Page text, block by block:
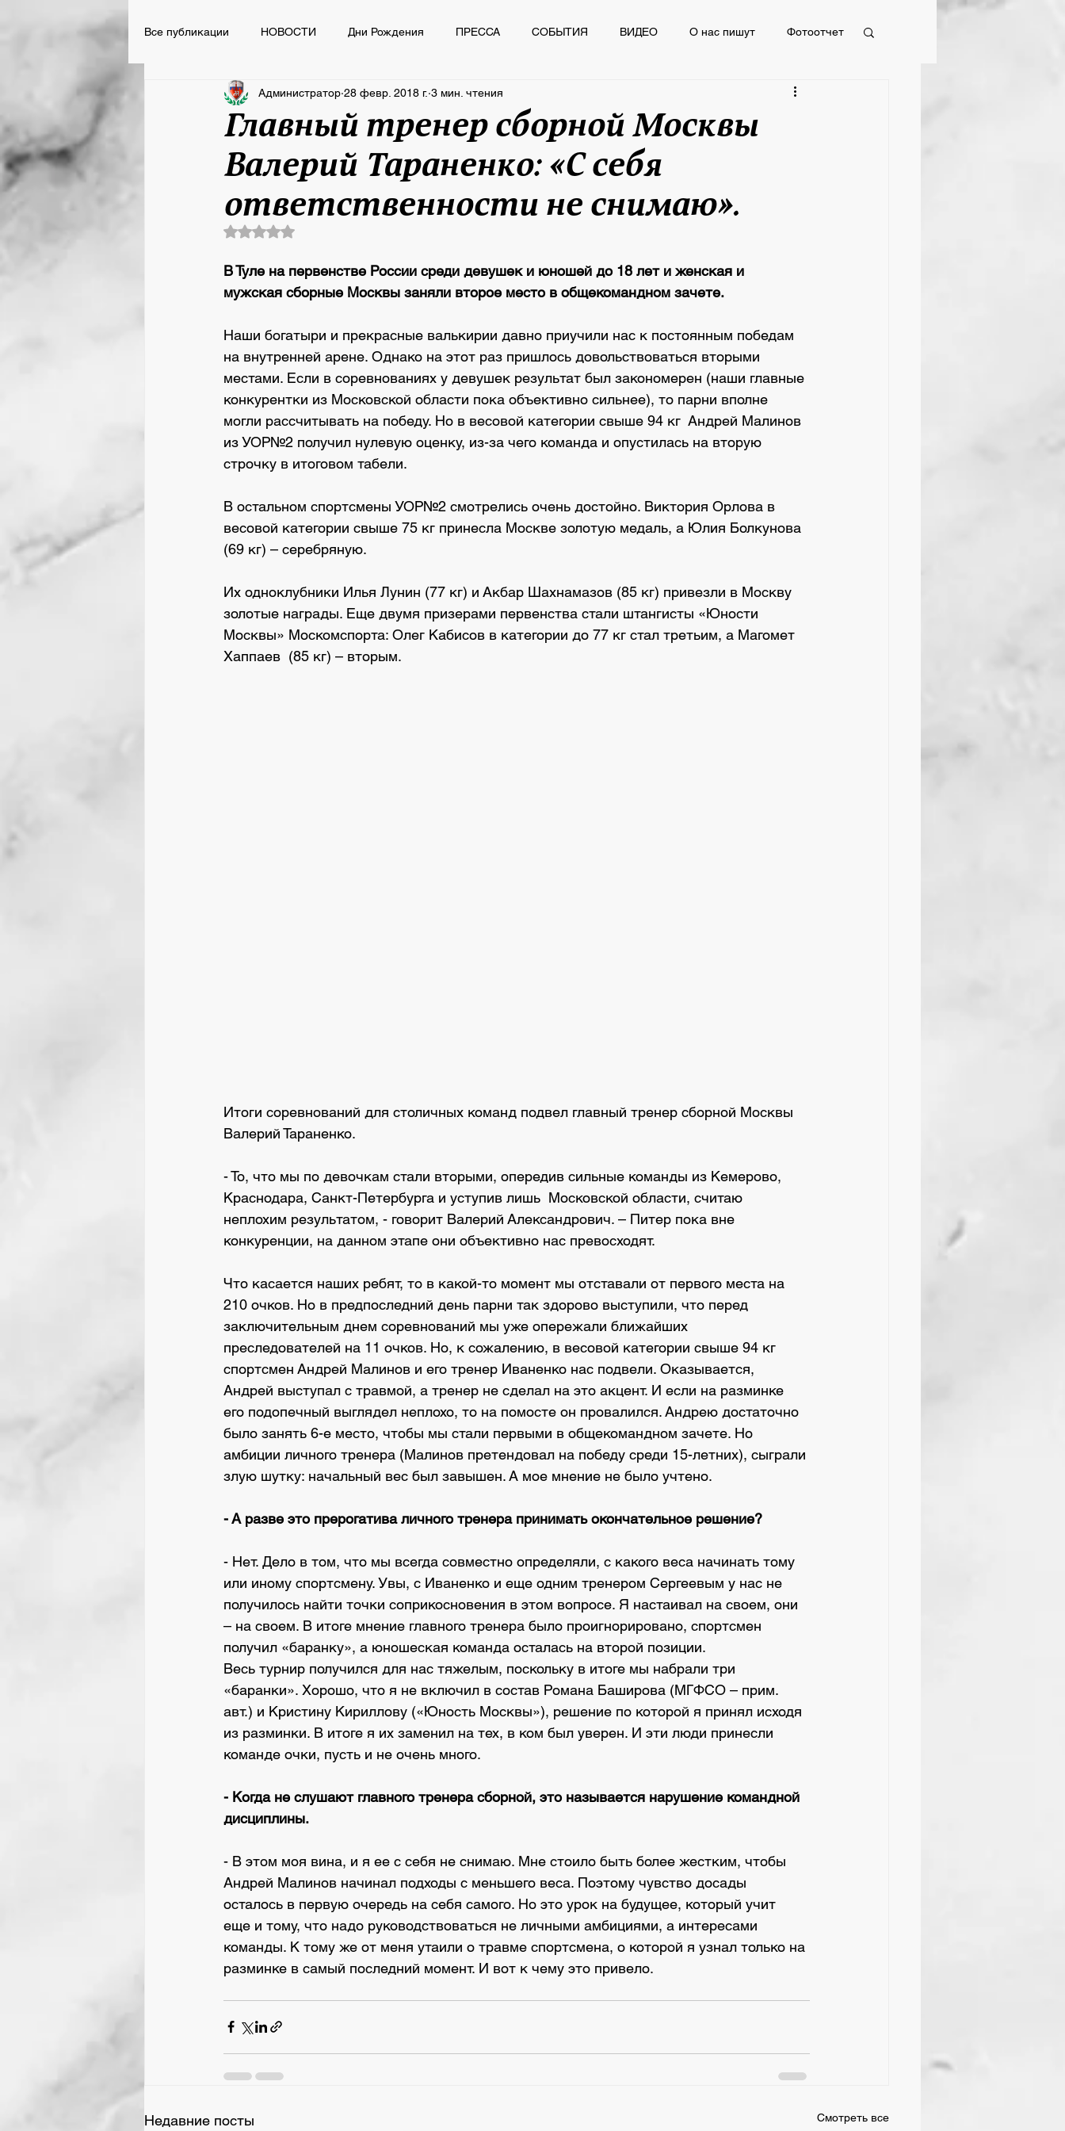
Все публикации НОВОСТИ Дни Рождения ПРЕССА СОБЫТИЯ ВИДЕО О нас пишут Фотоотчет
НОВОСТИ ВСПОМНИТЬ ВСЁ ПРЕССА СОБЫТИЯ
Сегодня День Рождения
Главный тренер сборной Москвы
Валерий Тараненко: «С себя
ответственности не снимаю».
Администратор 28 февр. 2018 г. 3 мин. чтения
Оценка: не число из 5 звезд.
В Туле на первенстве России среди девушек и юношей до 18 лет и женская и
мужская сборные Москвы заняли второе место в общекомандном зачете.
Наши богатыри и прекрасные валькирии давно приучили нас к постоянным победам
на внутренней арене. Однако на этот раз пришлось довольствоваться вторыми
местами. Если в соревнованиях у девушек результат был закономерен (наши главные
конкурентки из Московской области пока объективно сильнее), то парни вполне
могли рассчитывать на победу. Но в весовой категории свыше 94 кг  Андрей Малинов
из УОР№2 получил нулевую оценку, из-за чего команда и опустилась на вторую
строчку в итоговом табели.
В остальном спортсмены УОР№2 смотрелись очень достойно. Виктория Орлова в
весовой категории свыше 75 кг принесла Москве золотую медаль, а Юлия Болкунова
(69 кг) – серебряную.
Их одноклубники Илья Лунин (77 кг) и Акбар Шахнамазов (85 кг) привезли в Москву
золотые награды. Еще двумя призерами первенства стали штангисты «Юности
Москвы» Москомспорта: Олег Кабисов в категории до 77 кг стал третьим, а Магомет
Хаппаев  (85 кг) – вторым.
Итоги соревнований для столичных команд подвел главный тренер сборной Москвы
Валерий Тараненко.
- То, что мы по девочкам стали вторыми, опередив сильные команды из Кемерово,
Краснодара, Санкт-Петербурга и уступив лишь  Московской области, считаю
неплохим результатом, - говорит Валерий Александрович. – Питер пока вне
конкуренции, на данном этапе они объективно нас превосходят.
Что касается наших ребят, то в какой-то момент мы отставали от первого места на
210 очков. Но в предпоследний день парни так здорово выступили, что перед
заключительным днем соревнований мы уже опережали ближайших
преследователей на 11 очков. Но, к сожалению, в весовой категории свыше 94 кг
спортсмен Андрей Малинов и его тренер Иваненко нас подвели. Оказывается,
Андрей выступал с травмой, а тренер не сделал на это акцент. И если на разминке
его подопечный выглядел неплохо, то на помосте он провалился. Андрею достаточно
было занять 6-е место, чтобы мы стали первыми в общекомандном зачете. Но
амбиции личного тренера (Малинов претендовал на победу среди 15-летних), сыграли
злую шутку: начальный вес был завышен. А мое мнение не было учтено.
- А разве это прерогатива личного тренера принимать окончательное решение?
- Нет. Дело в том, что мы всегда совместно определяли, с какого веса начинать тому
или иному спортсмену. Увы, с Иваненко и еще одним тренером Сергеевым у нас не
получилось найти точки соприкосновения в этом вопросе. Я настаивал на своем, они
– на своем. В итоге мнение главного тренера было проигнорировано, спортсмен
получил «баранку», а юношеская команда осталась на второй позиции.
Весь турнир получился для нас тяжелым, поскольку в итоге мы набрали три
«баранки». Хорошо, что я не включил в состав Романа Баширова (МГФСО – прим.
авт.) и Кристину Кириллову («Юность Москвы»), решение по которой я принял исходя
из разминки. В итоге я их заменил на тех, в ком был уверен. И эти люди принесли
команде очки, пусть и не очень много.
- Когда не слушают главного тренера сборной, это называется нарушение командной
дисциплины.
- В этом моя вина, и я ее с себя не снимаю. Мне стоило быть более жестким, чтобы
Андрей Малинов начинал подходы с меньшего веса. Поэтому чувство досады
осталось в первую очередь на себя самого. Но это урок на будущее, который учит
еще и тому, что надо руководствоваться не личными амбициями, а интересами
команды. К тому же от меня утаили о травме спортсмена, о которой я узнал только на
разминке в самый последний момент. И вот к чему это привело.
Недавние посты Смотреть все